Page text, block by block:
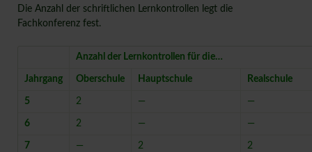
Die Anzahl der schriftlichen Lernkontrollen legt die
Fachkonferenz fest.
Anzahl der Lernkontrollen für die…
Jahrgang Oberschule Hauptschule Realschule
5 2 — —
6 2 — —
7 — 2 2